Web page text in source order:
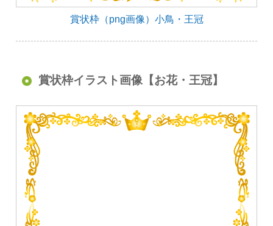
賞状枠（png画像）小鳥・王冠
賞状枠イラスト画像【お花・王冠】